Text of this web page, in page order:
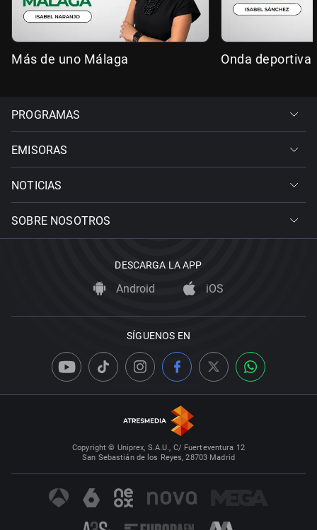
Más de uno Málaga Onda deportiva
PROGRAMAS
EMISORAS
NOTICIAS
SOBRE NOSOTROS
DESCARGA LA APP
Android iOS
SÍGUENOS EN
Copyright © Uniprex, S.A.U., C/ Fuerteventura 12
San Sebastián de los Reyes, 28703 Madrid